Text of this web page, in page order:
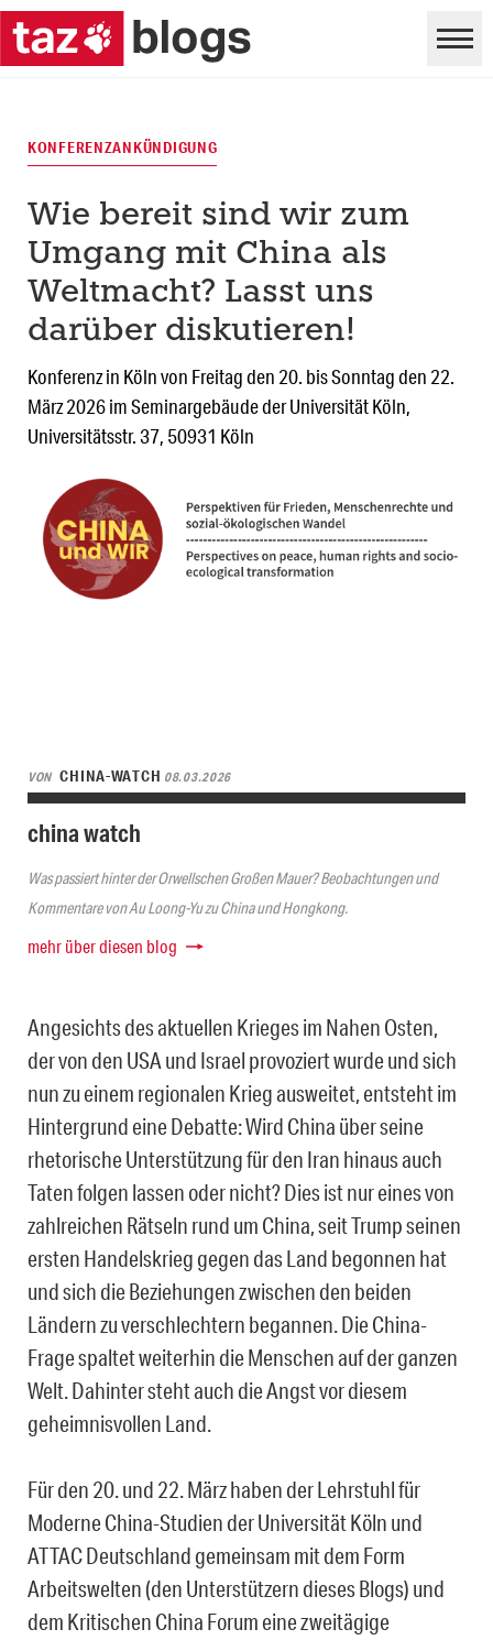
KONFERENZANKÜNDIGUNG
Wie bereit sind wir zum
Umgang mit China als
Weltmacht? Lasst uns
darüber diskutieren!
Konferenz in Köln von Freitag den 20. bis Sonntag den 22.
März 2026 im Seminargebäude der Universität Köln,
Universitätsstr. 37, 50931 Köln
VON CHINA-WATCH 08.03.2026
china watch
Was passiert hinter der Orwellschen Großen Mauer? Beobachtungen und
Kommentare von Au Loong-Yu zu China und Hongkong.
mehr über diesen blog
Angesichts des aktuellen Krieges im Nahen Osten,
der von den USA und Israel provoziert wurde und sich
nun zu einem regionalen Krieg ausweitet, entsteht im
Hintergrund eine Debatte: Wird China über seine
rhetorische Unterstützung für den Iran hinaus auch
Taten folgen lassen oder nicht? Dies ist nur eines von
zahlreichen Rätseln rund um China, seit Trump seinen
ersten Handelskrieg gegen das Land begonnen hat
und sich die Beziehungen zwischen den beiden
Ländern zu verschlechtern begannen. Die China-
Frage spaltet weiterhin die Menschen auf der ganzen
Welt. Dahinter steht auch die Angst vor diesem
geheimnisvollen Land.
Für den 20. und 22. März haben der Lehrstuhl für
Moderne China-Studien der Universität Köln und
ATTAC Deutschland gemeinsam mit dem Form
Arbeitswelten (den Unterstützern dieses Blogs) und
dem Kritischen China Forum eine zweitägige